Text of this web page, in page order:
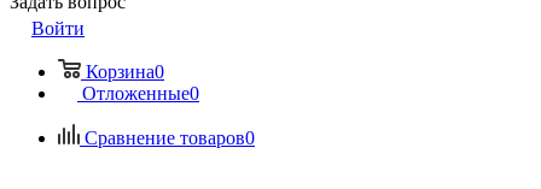
Войти
Корзина0
Отложенные0
Сравнение товаров0